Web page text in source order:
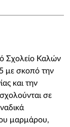
Σχολείο Καλών
με σκοπό την
και την
σε
μαρμάρου,